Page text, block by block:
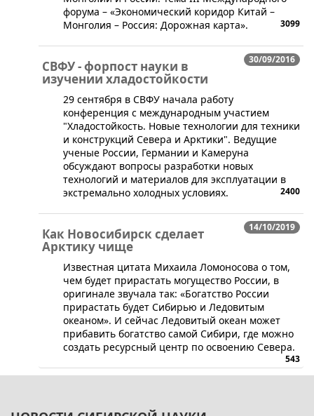
форума – «Экономический коридор Китай –
Монголия – Россия: Дорожная карта».
3099
30/09/2016
СВФУ - форпост науки в
изучении хладостойкости
​29 сентября в СВФУ начала работу
конференция с международным участием
"Хладостойкость. Новые технологии для техники
и конструкций Севера и Арктики". Ведущие
ученые России, Германии и Камеруна
обсуждают вопросы разработки новых
технологий и материалов для эксплуатации в
экстремально холодных условиях.
2400
14/10/2019
Как Новосибирск сделает
Арктику чище
Известная цитата Михаила Ломоносова о том,
чем будет прирастать могущество России, в
оригинале звучала так: «Богатство России
прирастать будет Сибирью и Ледовитым
океаном». И сейчас Ледовитый океан может
прибавить богатство самой Сибири, где можно
создать ресурсный центр по освоению Севера.
543